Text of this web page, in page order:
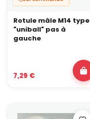
Rotule mâle M14 type
"uniball" pas à
gauche
7,29 €